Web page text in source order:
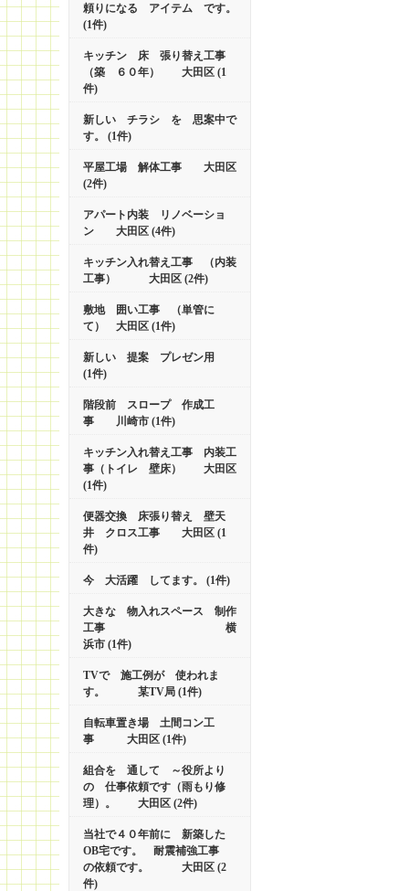
頼りになる アイテム です。
(1件)
キッチン 床 張り替え工事
（築 ６０年） 大田区 (1
件)
新しい チラシ を 思案中で
す。 (1件)
平屋工場 解体工事 大田区
(2件)
アパート内装 リノベーショ
ン 大田区 (4件)
キッチン入れ替え工事 （内装
工事） 大田区 (2件)
敷地 囲い工事 （単管に
て） 大田区 (1件)
新しい 提案 プレゼン用
(1件)
階段前 スロープ 作成工
事 川崎市 (1件)
キッチン入れ替え工事 内装工
事（トイレ 壁床） 大田区
(1件)
便器交換 床張り替え 壁天
井 クロス工事 大田区 (1
件)
今 大活躍 してます。 (1件)
大きな 物入れスペース 制作
工事 横
浜市 (1件)
TVで 施工例が 使われま
す。 某TV局 (1件)
自転車置き場 土間コン工
事 大田区 (1件)
組合を 通して ～役所より
の 仕事依頼です（雨もり修
理）。 大田区 (2件)
当社で４０年前に 新築した
OB宅です。 耐震補強工事
の依頼です。 大田区 (2
件)